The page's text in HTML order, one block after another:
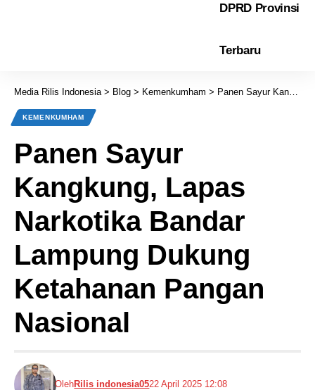
DPRD Provinsi
Terbaru
Media Rilis Indonesia> Blog > Kemenkumham > Panen Sayur Kangkung, Lapas Narkotika Bandar Lampung Dukung Ketahanan Pangan Nasional
KEMENKUMHAM
Panen Sayur
Kangkung, Lapas
Narkotika Bandar
Lampung Dukung
Ketahanan Pangan
Nasional
OlehRilis indonesia0522 April 2025 12:08